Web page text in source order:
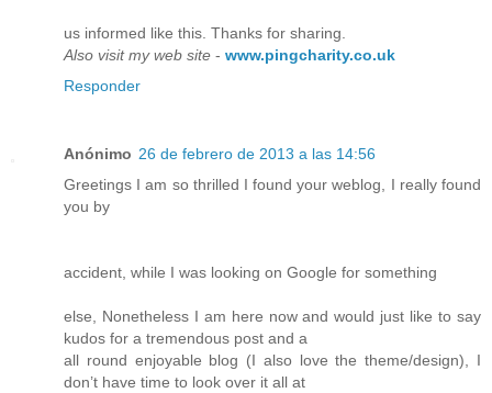
us informed like this. Thanks for sharing.
Also visit my web site - www.pingcharity.co.uk
Responder
Anónimo 26 de febrero de 2013 a las 14:56
Greetings I am so thrilled I found your weblog, I really found
you by
accident, while I was looking on Google for something
else, Nonetheless I am here now and would just like to say
kudos for a tremendous post and a
all round enjoyable blog (I also love the theme/design), I
don’t have time to look over it all at